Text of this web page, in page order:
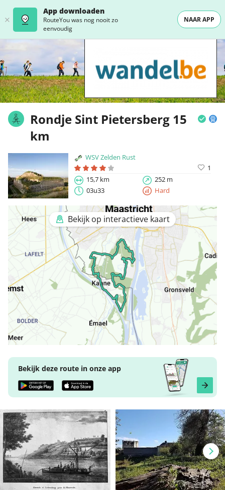
App downloaden
RouteYou was nog nooit zo
eenvoudig
NAAR APP
Rondje Sint Pietersberg 15
km
WSV Zelden Rust
1
15,7 km
252 m
03u33
Hard
Bekijk op interactieve kaart
Bekijk deze route in onze app